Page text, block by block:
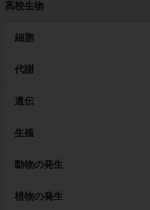
高校生物
細胞
代謝
遺伝
生殖
動物の発生
植物の発生